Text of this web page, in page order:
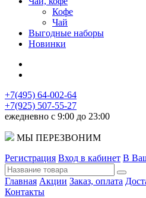
Кофе
Чай
Выгодные наборы
Новинки
+7(495) 64-002-64
+7(925) 507-55-27
ежедневно с 9:00 до 23:00
МЫ ПЕРЕЗВОНИМ
Регистрация Вход в кабинет В
Главная Акции Заказ, оплата
Контакты